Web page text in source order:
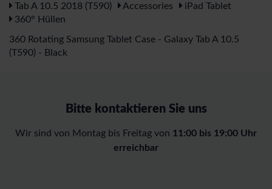
Tab A 10.5 2018 (T590)
Accessories
iPad Tablet
360° Hüllen
360 Rotating Samsung Tablet Case - Galaxy Tab A 10.5
(T590) - Black
Bitte kontaktieren Sie uns
Wir sind von Montag bis Freitag von 11:00 bis 19:00 Uhr
erreichbar